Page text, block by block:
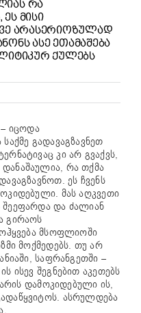
ᲠᲐ
ᲛᲘᲡᲘ
ᲐᲠᲐᲡᲔᲠᲘᲝᲖᲣᲚᲐᲓ
ᲐᲡᲔ ᲔᲗᲐᲛᲐᲨᲔᲑᲐ
ᲥᲣᲚᲔᲑᲡ
იცოდა
გადავაგზავნეთ
კი არ გვაქვს,
რა თქმა
ეს ჩვენს
მას აღკვეთი
და ძალიან
გირაოს
მსოფლიოში
მოქმედებს. თუ არ
საფრანგეთში –
ისევ შეგნებით აკეთებს
დამოკიდებული ის,
ასრულდება